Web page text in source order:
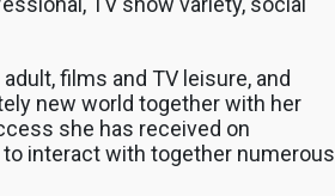
films and TV leisure, and
new world together with her
she has received on
interact with together numerous